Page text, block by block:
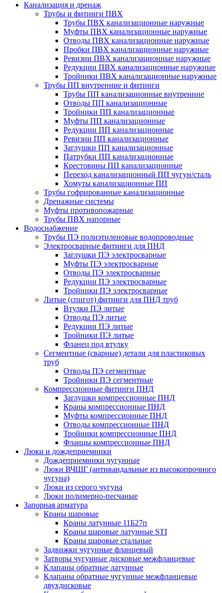
Канализация и дренаж
Трубы и фитинги ПВХ
Трубы ПВХ канализационные наружные
Муфты ПВХ канализационные наружные
Отводы ПВХ канализационные наружные
Пробки ПВХ канализационные наружные
Ревизии ПВХ канализационные наружные
Редукции ПВХ канализационные наружные
Тройники ПВХ канализационные наружные
Трубы ПП внутренние и фитинги
Трубы ПП канализационные внутренние
Отводы ПП канализационные
Тройники ПП канализационные
Муфты ПП канализационные
Редукции ПП канализационные
Ревизии ПП канализационные
Заглушки ПП канализационные
Патрубки ПП канализационные
Крестовины ПП канализационные
Переход канализационный ПП чугун/сталь
Хомуты канализационные ПП
Трубы гофрированные канализационные
Дренажные системы
Муфты противопожарные
Трубы ПВХ напорные
Водоснабжение
Трубы ПЭ полиэтиленовые водопроводные
Электросварные фитинги для ПНД
Заглушки ПЭ электросварные
Муфты ПЭ электросварные
Отводы ПЭ электросварные
Редукции ПЭ электросварные
Тройники ПЭ электросварные
Литые (спигот) фитинги для ПНД труб
Втулки ПЭ литые
Отводы ПЭ литые
Редукции ПЭ литые
Тройники ПЭ литые
Фланец под втулку
Сегментные (сварные) детали для пластиковых
труб
Отводы ПЭ сегментные
Тройники ПЭ сегментные
Компрессионные фитинги ПНД
Заглушки компрессионные ПНД
Краны компрессионные ПНД
Муфты компрессионные ПНД
Отводы компрессионные ПНД
Тройники компрессионные ПНД
Фланцы компрессионные ПНД
Люки и дождеприемники
Дождеприемники чугунные
Люки ВЧШГ (антивандальные из высокопрочного
чугуна)
Люки из серого чугуна
Люки полимерно-песчаные
Запорная арматура
Краны шаровые
Краны латунные 11Б27п
Краны шаровые латунные STI
Краны шаровые стальные
Задвижки чугунные фланцевый
Затворы чугунные дисковые межфланцевые
Клапаны обратные латунные
Клапаны обратные чугунные межфланцевые
двухдисковые